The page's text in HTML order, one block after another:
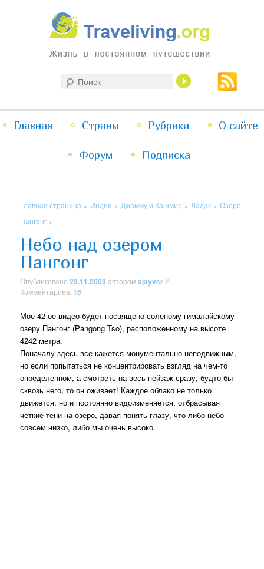
Traveliving
Жизнь в постоянном путешествии
меню
Перейти
к
Перейти
к
Главная Страны Рубрики О сайте
Форум Подписка
Главная страница » Индия » Джамму и Кашмир » Ладак »Озеро
Пангонг »
Небо над озером
Пангонг
Опубликовано23.11.2009 авторомajayver//
Комментариев: 16
Мое 42-ое видео будет посвящено соленому гималайскому
озеру Пангонг (Pangong Tso), расположенному на высоте
4242 метра.
Поначалу здесь все кажется монументально неподвижным,
но если попытаться не концентрировать взгляд на чем-то
определенном, а смотреть на весь пейзаж сразу, будто бы
сквозь него, то он оживает! Каждое облако не только
движется, но и постоянно видоизменяется, отбрасывая
четкие тени на озеро, давая понять глазу, что либо небо
совсем низко, либо мы очень высоко.